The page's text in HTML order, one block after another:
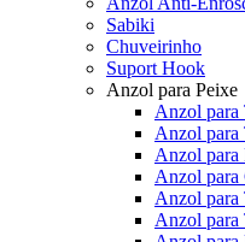
Sabiki
Chuveirinho
Suport Hook
Anzol para Peixe
Anzol para
Anzol para
Anzol para
Anzol para
Anzol para
Anzol para